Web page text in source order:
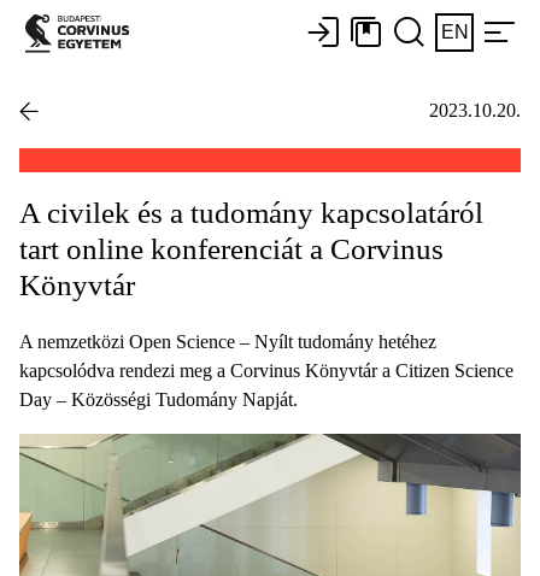
EN
2023.10.20.
A civilek és a tudomány kapcsolatáról
tart online konferenciát a Corvinus
Könyvtár
A nemzetközi Open Science – Nyílt tudomány hetéhez
kapcsolódva rendezi meg a Corvinus Könyvtár a Citizen Science
Day – Közösségi Tudomány Napját.